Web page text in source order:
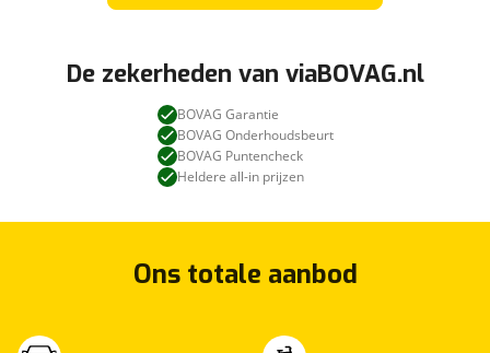
De zekerheden van viaBOVAG.nl
BOVAG Garantie
BOVAG Onderhoudsbeurt
BOVAG Puntencheck
Heldere all-in prijzen
Ons totale aanbod